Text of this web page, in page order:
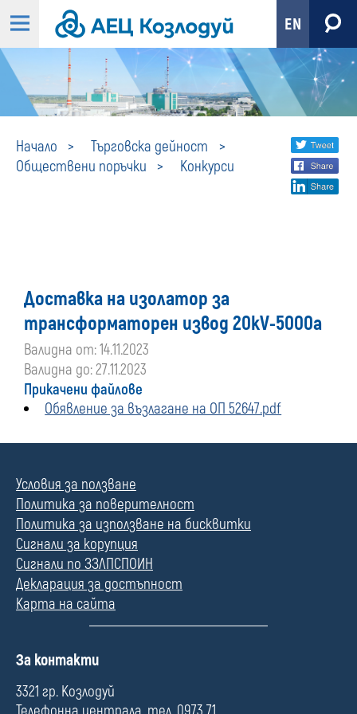
EN
Начало
Търговска дейност
Обществени поръчки
Конкурси
Конкурси
Share
social
Доставка на изолатор за
трансформаторен извод 20kV-5000a
Валидна от: 14.11.2023
Валидна до: 27.11.2023
Прикачени файлове
Обявление за възлагане на ОП 52647.pdf
Условия за ползване
Политика за поверителност
Политика за използване на бисквитки
Сигнали за корупция
Сигнали по ЗЗЛПСПОИН
Декларация за достъпност
Карта на сайта
П
л
е
За контакти
3321 гр. Козлодуй